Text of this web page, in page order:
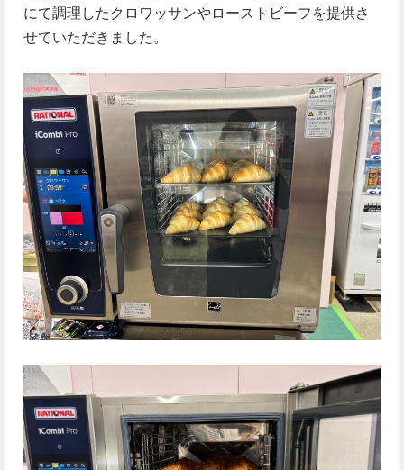
にて調理したクロワッサンやローストビーフを提供さ
せていただきました。